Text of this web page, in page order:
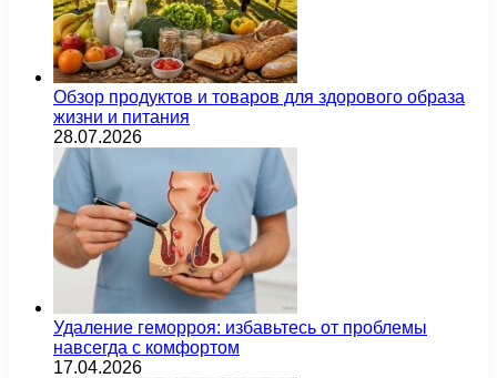
Обзор продуктов и товаров для здорового образа
жизни и питания
28.07.2026
Удаление геморроя: избавьтесь от проблемы
навсегда с комфортом
17.04.2026